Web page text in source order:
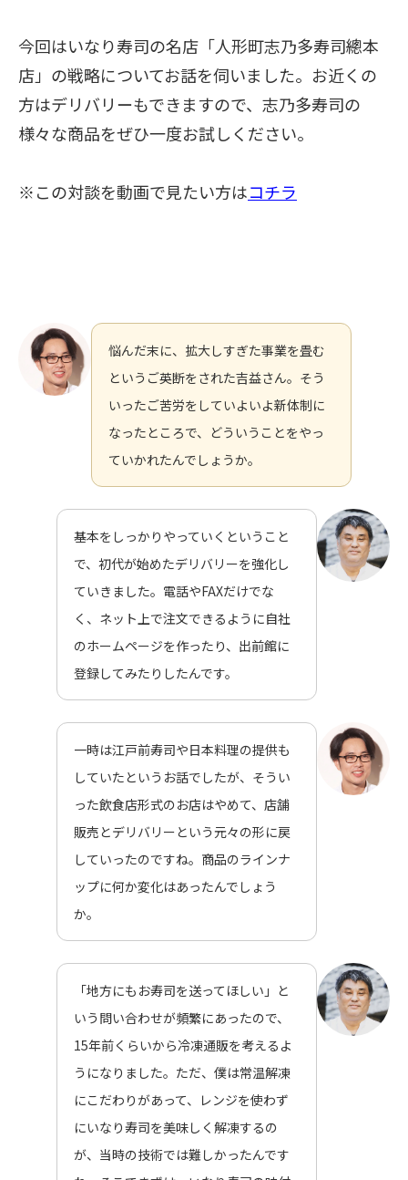
今回はいなり寿司の名店「人形町志乃多寿司總本
店」の戦略についてお話を伺いました。 お近くの
方はデリバリーもできますので、志乃多寿司の
様々な商品をぜひ一度お試しください。
※この対談を動画で見たい方はコチラ
悩んだ末に、拡大しすぎた事業を畳む
というご英断をされた吉益さん。そう
いったご苦労をしていよいよ新体制に
なったところで、どういうことをやっ
ていかれたんでしょうか。
基本をしっかりやっていくということ
で、初代が始めたデリバリーを強化し
ていきました。電話やFAXだけでな
く、ネット上で注文できるように自社
のホームページを作ったり、出前館に
登録してみたりしたんです。
一時は江戸前寿司や日本料理の提供も
していたというお話でしたが、そうい
った飲食店形式のお店はやめて、店舗
販売とデリバリーという元々の形に戻
していったのですね。商品のラインナ
ップに何か変化はあったんでしょう
か。
「地方にもお寿司を送ってほしい」と
いう問い合わせが頻繁にあったので、
15年前くらいから冷凍通販を考えるよ
うになりました。ただ、僕は常温解凍
にこだわりがあって、レンジを使わず
にいなり寿司を美味しく解凍するの
が、当時の技術では難しかったんです